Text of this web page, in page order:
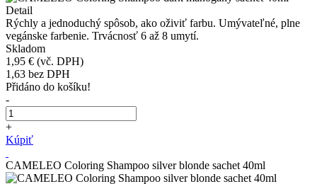
Detail
Rýchly a jednoduchý spôsob, ako oživiť farbu. Umývateľné, plne
vegánske farbenie. Trvácnosť 6 až 8 umytí.
Skladom
1,95 € (vč. DPH)
1,63 bez DPH
Přidáno do košíku!
-
+
Kúpiť
CAMELEO Coloring Shampoo silver blonde sachet 40ml